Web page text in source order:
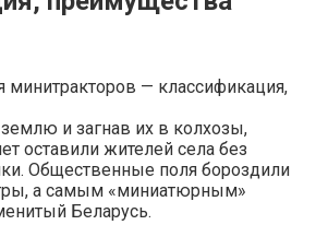
и загнав их в колхозы,
оставили жителей села без
Общественные поля бороздили
а самым «миниатюрным»
Беларусь.